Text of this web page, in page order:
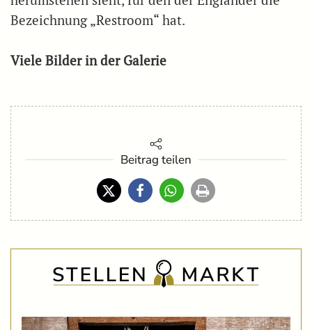
Bezeichnung „Restroom“ hat.
Viele Bilder in der Galerie
Beitrag teilen